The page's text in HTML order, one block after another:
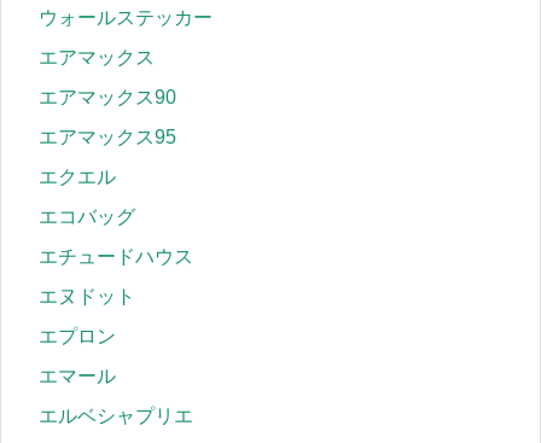
ウォールステッカー
エアマックス
エアマックス90
エアマックス95
エクエル
エコバッグ
エチュードハウス
エヌドット
エプロン
エマール
エルベシャプリエ